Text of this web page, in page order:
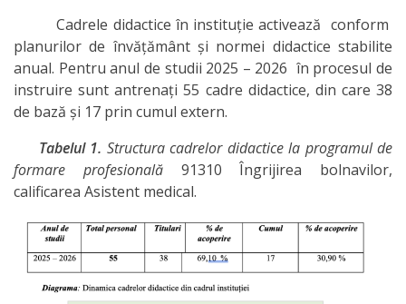
Cadrele didactice în instituție activează conform
planurilor de învățământ și normei didactice stabilite
anual. Pentru anul de studii 2025 – 2026 în procesul de
instruire sunt antrenați 55 cadre didactice, din care 38
de bază și 17 prin cumul extern.
Tabelul 1. Structura cadrelor didactice la programul de
formare profesională 91310 Îngrijirea bolnavilor,
calificarea Asistent medical.